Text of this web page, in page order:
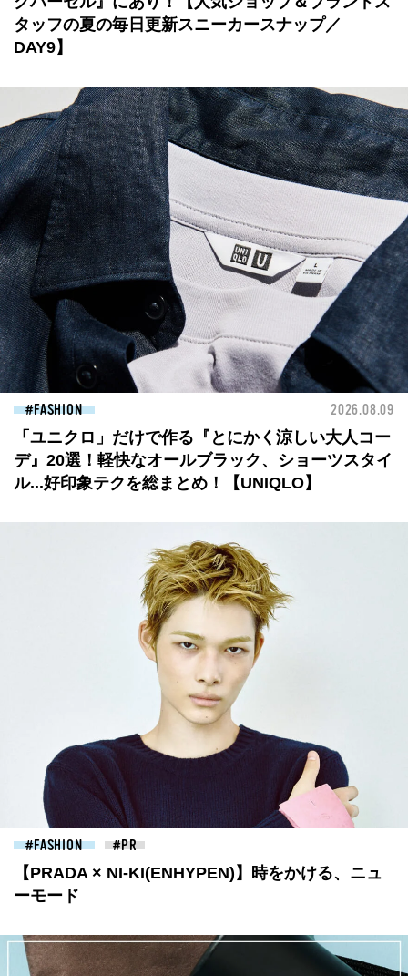
タッフの夏の毎日更新スニーカースナップ／
DAY9】
FASHION 2026.08.09
「ユニクロ」だけで作る『とにかく涼しい大人コー
デ』20選！軽快なオールブラック、ショーツスタイ
ル...好印象テクを総まとめ！【UNIQLO】
FASHION
【PRADA × NI-KI(ENHYPEN)】時をかける、ニュ
ーモード